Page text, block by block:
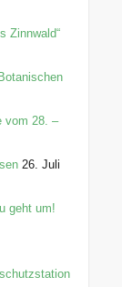
Zinnwald“
vom 28. –
26. Juli
geht um!